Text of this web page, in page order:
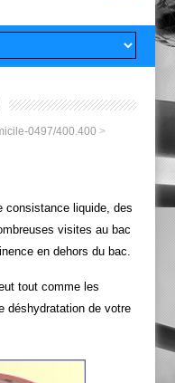
0497/400.400 >
consistance liquide, des
visites au bac
en dehors du bac.
tout comme les
déshydratation de votre